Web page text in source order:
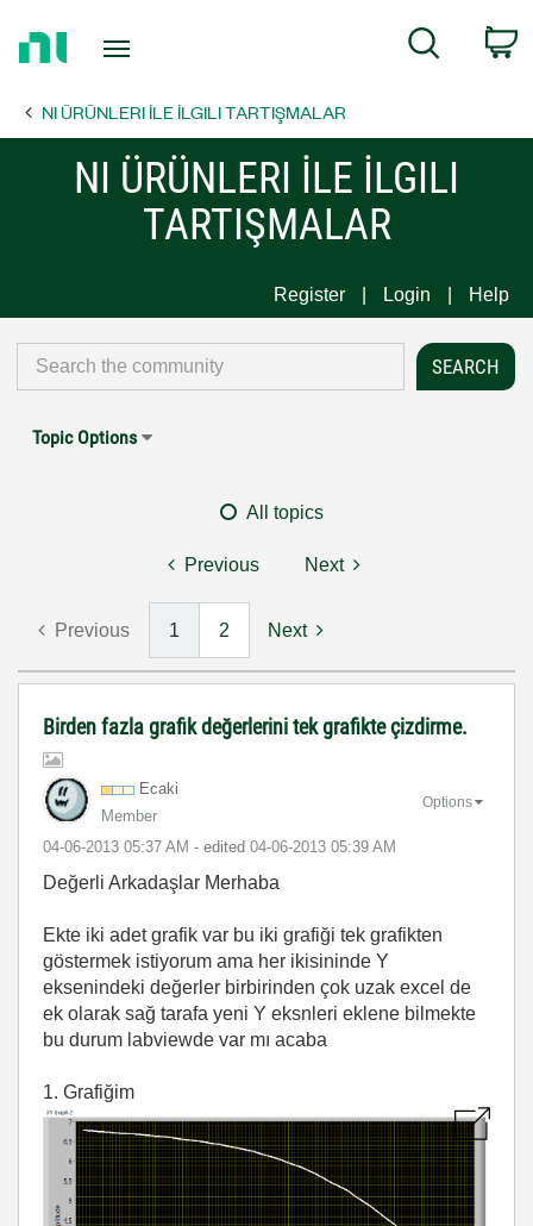
Page
Search
NI ÜRÜNLERI İLE İLGILI TARTIŞMALAR
NI ÜRÜNLERI İLE İLGILI
TARTIŞMALAR
Register Login Help
Topic Options
All topics
Previous Next
Previous 1 2 Next
Birden fazla grafik değerlerini tek grafikte çizdirme.
Ecaki
Member
‎04-06-2013 05:37 AM - edited ‎04-06-2013 05:39 AM
Options
Değerli Arkadaşlar Merhaba
Ekte iki adet grafik var bu iki grafiği tek grafikten
göstermek istiyorum ama her ikisininde Y
eksenindeki değerler birbirinden çok uzak excel de
ek olarak sağ tarafa yeni Y eksnleri eklene bilmekte
bu durum labviewde var mı acaba
1. Grafiğim